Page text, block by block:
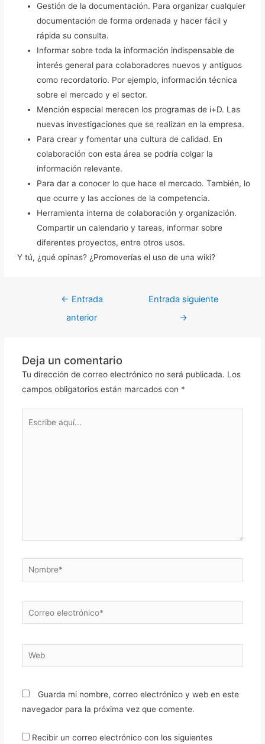
Gestión de la documentación. Para organizar cualquier
documentación de forma ordenada y hacer fácil y
rápida su consulta.
Informar sobre toda la información indispensable de
interés general para colaboradores nuevos y antiguos
como recordatorio. Por ejemplo, información técnica
sobre el mercado y el sector.
Mención especial merecen los programas de i+D. Las
nuevas investigaciones que se realizan en la empresa.
Para crear y fomentar una cultura de calidad. En
colaboración con esta área se podría colgar la
información relevante.
Para dar a conocer lo que hace el mercado. También, lo
que ocurre y las acciones de la competencia.
Herramienta interna de colaboración y organización.
Compartir un calendario y tareas, informar sobre
diferentes proyectos, entre otros usos.
Y tú, ¿qué opinas? ¿Promoverías el uso de una wiki?
← Entrada
anterior
Entrada siguiente
→
Deja un comentario
Tu dirección de correo electrónico no será publicada. Los
campos obligatorios están marcados con *
Nombre*
Correo
electrónico*
Web
Guarda mi nombre, correo electrónico y web en este
navegador para la próxima vez que comente.
Recibir un correo electrónico con los siguientes